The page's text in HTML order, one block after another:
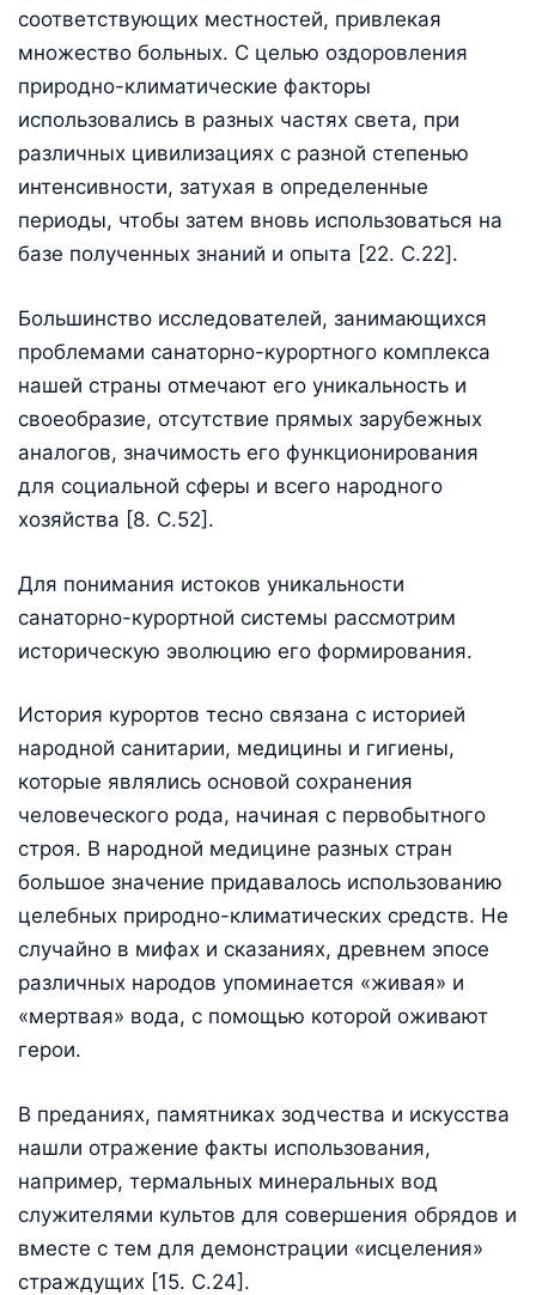
соответствующих местностей, привлекая
множество больных. С целью оздоровления
природно-климатические факторы
использовались в разных частях света, при
различных цивилизациях с разной степенью
интенсивности, затухая в определенные
периоды, чтобы затем вновь использоваться на
базе полученных знаний и опыта [22. C.22].
Большинство исследователей, занимающихся
проблемами санаторно-курортного комплекса
нашей страны отмечают его уникальность и
своеобразие, отсутствие прямых зарубежных
аналогов, значимость его функционирования
для социальной сферы и всего народного
хозяйства [8. С.52].
Для понимания истоков уникальности
санаторно-курортной системы рассмотрим
историческую эволюцию его формирования.
История курортов тесно связана с историей
народной санитарии, медицины и гигиены,
которые являлись основой сохранения
человеческого рода, начиная с первобытного
строя. В народной медицине разных стран
большое значение придавалось использованию
целебных природно-климатических средств. Не
случайно в мифах и сказаниях, древнем эпосе
различных народов упоминается «живая» и
«мертвая» вода, с помощью которой оживают
герои.
В преданиях, памятниках зодчества и искусства
нашли отражение факты использования,
например, термальных минеральных вод
служителями культов для совершения обрядов и
вместе с тем для демонстрации «исцеления»
страждущих [15. С.24].